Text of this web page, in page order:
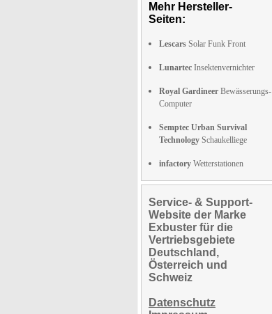
Mehr Hersteller-
Seiten:
Lescars Solar Funk Front
Lunartec Insektenvernichter
Royal Gardineer Bewässerungs-
Computer
Semptec Urban Survival
Technology Schaukelliege
infactory Wetterstationen
Service- & Support-
Website der Marke
Exbuster für die
Vertriebsgebiete
Deutschland,
Österreich und
Schweiz
Datenschutz